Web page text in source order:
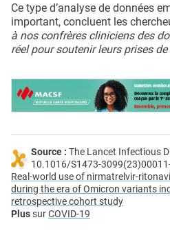
Ce type d’analyse de données
important, concluent les
à nos confrères cliniciens des
réel pour soutenir leurs prises
Source : The Lancet Infectious
10.1016/S1473-
Real-world use of nirmatrelvir-
during the era of Omicron variants
retrospective cohort study
PlussurCOVID-19